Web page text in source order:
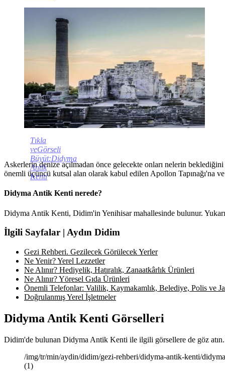
Tıkla
veGörseli
Büyüt:Didyma
Antik
Kenti
Askerlerin denize açılmadan önce gelecekte onları nelerin
önemli üçüncü kutsal alan olarak kabul edilen Apollon Tapınağı'na
Didyma Antik Kenti nerede?
Didyma Antik Kenti, Didim'in Yenihisar mahallesinde bulunur.
İlgili Sayfalar | Aydın Didim
Gezi Rehberi. Gezilecek Görülecek Yerler
Ne Yenir? Yerel Lezzetler
Ne Alınır? Hediyelik, Hatıralık, Zanaatkârlık Ürünleri
Ne Alınır? Yöresel Gıda Ürünleri
Önemli Telefonlar: Valilik, Kaymakamlık, Belediye, Polis ve
Doğrulanmış Yerel İşletmeler
Didyma Antik Kenti Görselleri
Didim'de bulunan Didyma Antik Kenti ile ilgili görsellere de göz
/img/tr/min/aydin/didim/gezi-rehberi/didyma-antik-kenti/
(1)